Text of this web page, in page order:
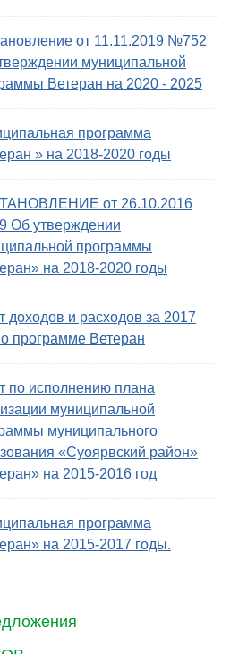
от 11.11.2019 №752
муниципальной
Ветеран на 2020 - 2025
программа
» на 2018-2020 годы
от 26.10.2016
Об утверждении
программы
на 2018-2020 годы
доходов и расходов за 2017
программе Ветеран
по исполнению плана
муниципальной
муниципального
«Суоярвский район»
на 2015-2016 год
программа
на 2015-2017 годы.